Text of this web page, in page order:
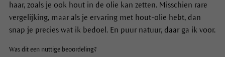
haar, zoals je ook hout in de olie kan zetten. Misschien rare
vergelijking, maar als je ervaring met hout-olie hebt, dan
snap je precies wat ik bedoel. En puur natuur, daar ga ik voor.
Was dit een nuttige beoordeling?